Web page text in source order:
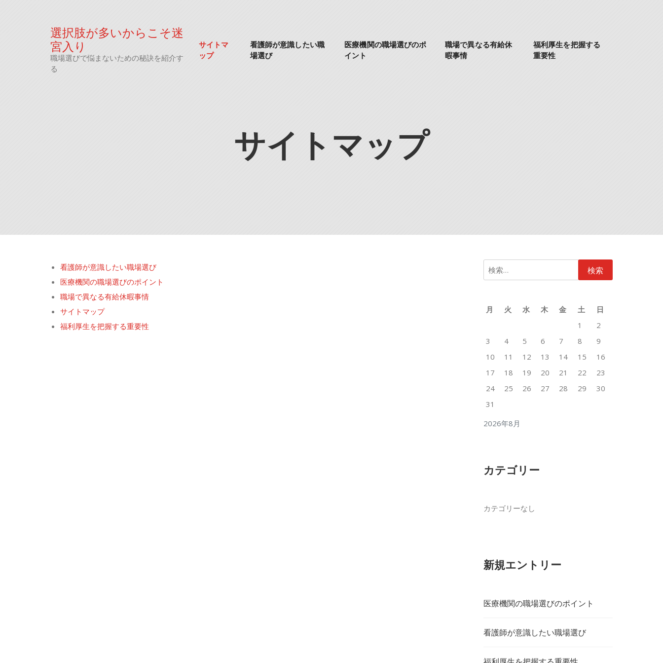
選択肢が多いからこそ迷
宮入り
職場選びで悩まないための秘訣を紹介す
る
サイトマ
ップ
看護師が意識したい職
場選び
医療機関の職場選びのポ
イント
職場で異なる有給休
暇事情
福利厚生を把握する
重要性
サイトマップ
看護師が意識したい職場選び
医療機関の職場選びのポイント
職場で異なる有給休暇事情
サイトマップ
福利厚生を把握する重要性
検
索:
2026年8月
月 火 水 木 金 土
日
1
2
3
4 5 6 7 8
9
10
11 12 13 14 15
16
17
18 19 20 21 22
23
24
25 26 27 28 29
30
31
カテゴリー
カテゴリーなし
新規エントリー
医療機関の職場選びのポイント
看護師が意識したい職場選び